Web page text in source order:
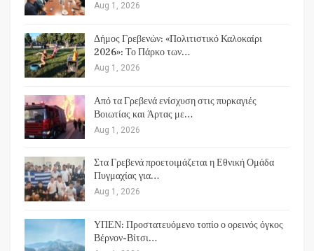
Aug 1, 2026
Δήμος Γρεβενών: «Πολιτιστικό Καλοκαίρι
2026»: Το Πάρκο των…
Aug 1, 2026
Από τα Γρεβενά ενίσχυση στις πυρκαγιές
Βοιωτίας και Άρτας με…
Aug 1, 2026
Στα Γρεβενά προετοιμάζεται η Εθνική Ομάδα
Πυγμαχίας για…
Aug 1, 2026
ΥΠΕΝ: Προστατευόμενο τοπίο ο ορεινός όγκος
Βέρνον-Βίτσι…